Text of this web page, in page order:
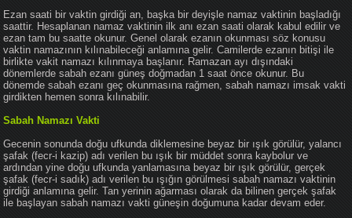
Ezan saati bir vaktin girdiği an, başka bir deyişle namaz vaktinin başladığı
saattir. Hesaplanan namaz vaktinin ilk anı ezan saati olarak kabul edilir ve
ezan tam bu saatte okunur. Genel olarak ezanın okunması söz konusu
vaktin namazının kılınabileceği anlamına gelir. Camilerde ezanın bitişi ile
birlikte vakit namazı kılınmaya başlanır. Ramazan ayı dışındaki
dönemlerde sabah ezanı güneş doğmadan 1 saat önce okunur. Bu
dönemde sabah ezanı geç okunmasına rağmen, sabah namazı imsak vakti
girdikten hemen sonra kılınabilir.
Sabah Namazı Vakti
Gecenin sonunda doğu ufkunda diklemesine beyaz bir ışık görülür, yalancı
şafak (fecr-i kazip) adı verilen bu ışık bir müddet sonra kaybolur ve
ardından yine doğu ufkunda yanlamasına beyaz bir ışık görülür, gerçek
şafak (fecr-i sadık) adı verilen bu ışığın görülmesi sabah namazı vaktinin
girdiği anlamına gelir. Tan yerinin ağarması olarak da bilinen gerçek şafak
ile başlayan sabah namazı vakti güneşin doğumuna kadar devam eder.